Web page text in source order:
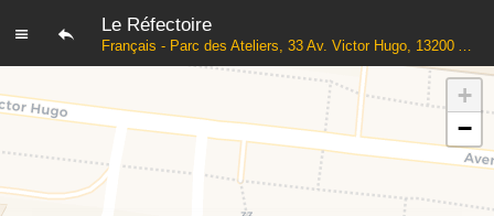
Le Réfectoire
Français - Parc des Ateliers, 33 Av. Victor Hugo, 13200 Arles, France
+
−